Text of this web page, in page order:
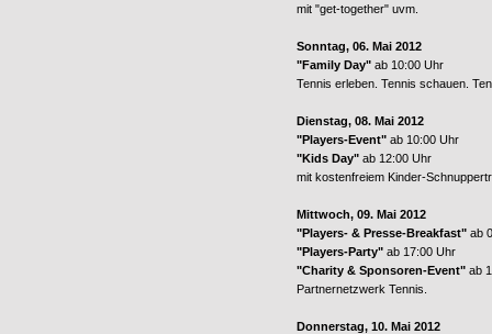
mit "get-together" uvm.
Sonntag, 06. Mai 2012
"Family Day" ab 10:00 Uhr
Tennis erleben. Tennis schauen.
Dienstag, 08. Mai 2012
"Players-Event" ab 10:00 Uhr
"Kids Day" ab 12:00 Uhr
mit kostenfreiem Kinder-
Mittwoch, 09. Mai 2012
"Players- & Presse-Breakfast" ab
"Players-Party" ab 17:00 Uhr
"Charity & Sponsoren-Event" ab
Partnernetzwerk Tennis.
Donnerstag, 10. Mai 2012